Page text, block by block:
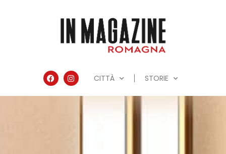
CITTÀ STORIE